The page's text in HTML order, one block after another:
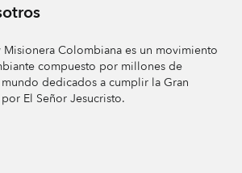
Misionera Colombiana es un movimiento
compuesto por millones de
dedicados a cumplir la Gran
El Señor Jesucristo.